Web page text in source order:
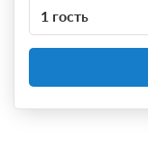
1 гость